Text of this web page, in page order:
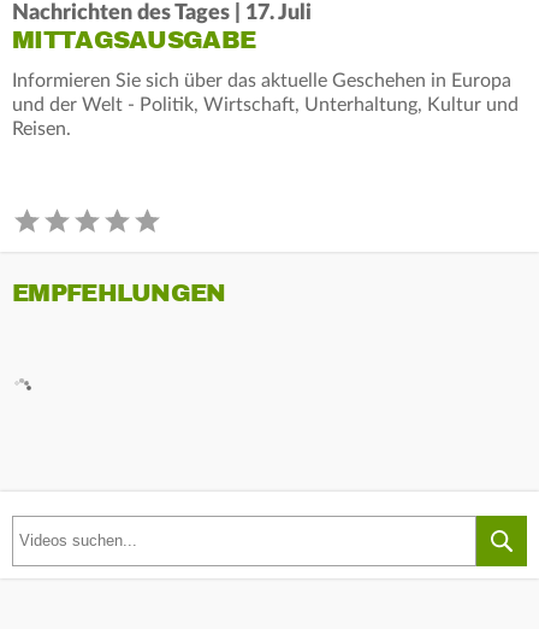
Nachrichten des Tages | 17. Juli
MITTAGSAUSGABE
Informieren Sie sich über das aktuelle Geschehen in Europa
und der Welt - Politik, Wirtschaft, Unterhaltung, Kultur und
Reisen.
EMPFEHLUNGEN